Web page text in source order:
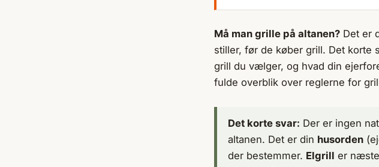
Må man grille på altanen? Det er
stiller, før de køber grill. Det korte
grill du vælger, og hvad din
fulde overblik over reglerne for
Det korte svar: Der er ingen
altanen. Det er din husorden
der bestemmer. Elgrill er